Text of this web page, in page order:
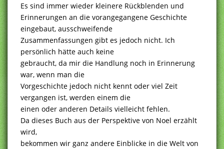
Es sind immer wieder kleinere Rückblenden und
Erinnerungen an die vorangegangene Geschichte
eingebaut, ausschweifende
Zusammenfassungen gibt es jedoch nicht. Ich
persönlich hätte auch keine
gebraucht, da mir die Handlung noch in Erinnerung
war, wenn man die
Vorgeschichte jedoch nicht kennt oder viel Zeit
vergangen ist, werden einem die
einen oder anderen Details vielleicht fehlen.
Da dieses Buch aus der Perspektive von Noel erzählt
wird,
bekommen wir ganz andere Einblicke in die Welt von